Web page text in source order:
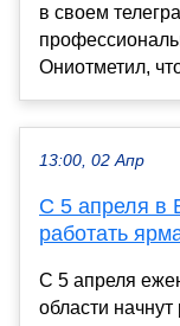
в своем
Ониотметил,
13:00, 02 Апр
С 5 апреля в
работать
С 5 апреля
области